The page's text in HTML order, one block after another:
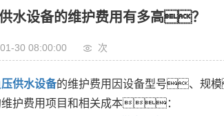
水设备的维护费用有多高？
30 08:00:00 次
供水设备的维护费用因设备型号、规
维护费用项目和相关成本：